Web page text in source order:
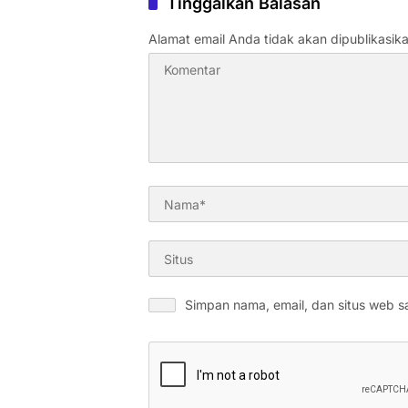
Alamat email Anda tidak akan
Simpan nama, email, dan situs web